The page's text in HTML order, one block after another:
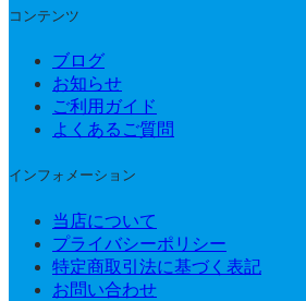
コンテンツ
ブログ
お知らせ
ご利用ガイド
よくあるご質問
インフォメーション
当店について
プライバシーポリシー
特定商取引法に基づく表記
お問い合わせ